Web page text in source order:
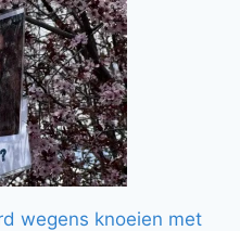
wegens knoeien met